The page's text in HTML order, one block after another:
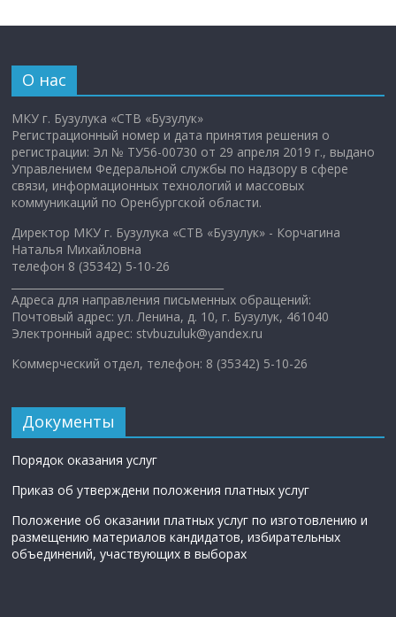
О нас
МКУ г. Бузулука «СТВ «Бузулук»
Регистрационный номер и дата принятия решения о
регистрации: Эл № ТУ56-00730 от 29 апреля 2019 г., выдано
Управлением Федеральной службы по надзору в сфере
связи, информационных технологий и массовых
коммуникаций по Оренбургской области.
Директор МКУ г. Бузулука «СТВ «Бузулук» - Корчагина
Наталья Михайловна
телефон 8 (35342) 5-10-26
Адреса для направления письменных обращений:
Почтовый адрес: ул. Ленина, д. 10, г. Бузулук, 461040
Электронный адрес: stvbuzuluk@yandex.ru
Коммерческий отдел, телефон: 8 (35342) 5-10-26
Документы
Порядок оказания услуг
Приказ об утверждени положения платных услуг
Положение об оказании платных услуг по изготовлению и
размещению материалов кандидатов, избирательных
объединений, участвующих в выборах